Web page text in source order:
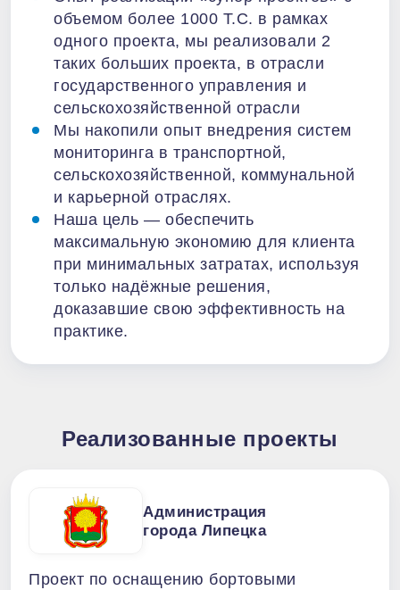
объемом более 1000 Т.С. в рамках
одного проекта, мы реализовали 2
таких больших проекта, в отрасли
государственного управления и
сельскохозяйственной отрасли
Мы накопили опыт внедрения систем
мониторинга в транспортной,
сельскохозяйственной, коммунальной
и карьерной отраслях.
Наша цель — обеспечить
максимальную экономию для клиента
при минимальных затратах, используя
только надёжные решения,
доказавшие свою эффективность на
практике.
Реализованные проекты
Администрация
города Липецка
Проект по оснащению бортовыми